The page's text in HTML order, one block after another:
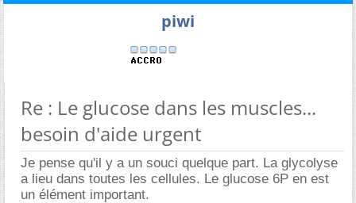
piwi
Re : Le glucose dans les muscles...
besoin d'aide urgent
Je pense qu'il y a un souci quelque part. La glycolyse
a lieu dans toutes les cellules. Le glucose 6P en est
un élément important.